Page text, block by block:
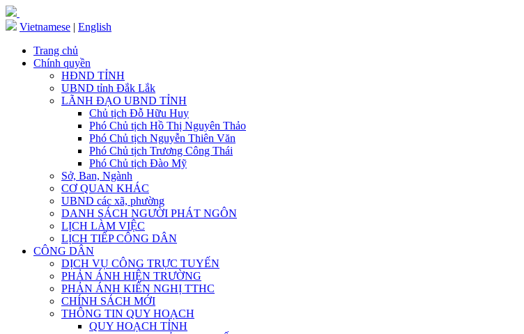
Vietnamese | English
Trang chủ
Chính quyền
HĐND TỈNH
UBND tỉnh Đắk Lắk
LÃNH ĐẠO UBND TỈNH
Chủ tịch Đỗ Hữu Huy
Phó Chủ tịch Hồ Thị Nguyên Thảo
Phó Chủ tịch Nguyễn Thiên Văn
Phó Chủ tịch Trương Công Thái
Phó Chủ tịch Đào Mỹ
Sở, Ban, Ngành
CƠ QUAN KHÁC
UBND các xã, phường
DANH SÁCH NGƯỜI PHÁT NGÔN
LỊCH LÀM VIỆC
LỊCH TIẾP CÔNG DÂN
CÔNG DÂN
DỊCH VỤ CÔNG TRỰC TUYẾN
PHẢN ÁNH HIỆN TRƯỜNG
PHẢN ÁNH KIẾN NGHỊ TTHC
CHÍNH SÁCH MỚI
THÔNG TIN QUY HOẠCH
QUY HOẠCH TỈNH